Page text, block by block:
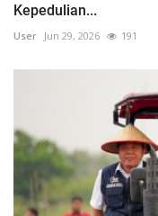
Kepedulian...
User Jun 29, 2026 191